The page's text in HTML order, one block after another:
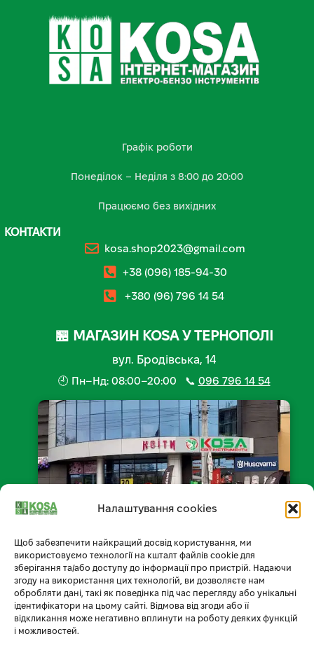
Налаштування cookies
Щоб забезпечити найкращий досвід користування, ми
використовуємо технології на кшталт файлів cookie для
зберігання та/або доступу до інформації про пристрій. Надаючи
згоду на використання цих технологій, ви дозволяєте нам
обробляти дані, такі як поведінка під час перегляду або унікальні
ідентифікатори на цьому сайті. Відмова від згоди або її
відкликання може негативно вплинути на роботу деяких функцій
і можливостей.
Графік роботи
Понеділок – Неділя з 8:00 до 20:00
Працюємо без вихідних
КОНТАКТИ
kosa.shop2023@gmail.com
+38 (096) 185-94-30
+380 (96) 796 14 54
🏪 МАГАЗИН KOSA У ТЕРНОПОЛІ
вул. Бродівська, 14
🕘 Пн–Нд: 08:00–20:00 📞 096 796 14 54
📍 Відкрити на мапі
Умови доставки